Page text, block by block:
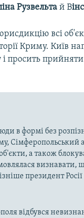
Рузвельта й В
всі
Криму. Київ
просить прийняти
в формі без
Сімферопольський
а також
визнавати,
президент
відбувся